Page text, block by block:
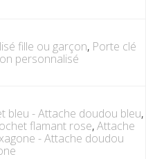
fille ou garçon, Porte clé
personnalisé
bleu - Attache doudou bleu,
flamant rose,Attache
- Attache doudou